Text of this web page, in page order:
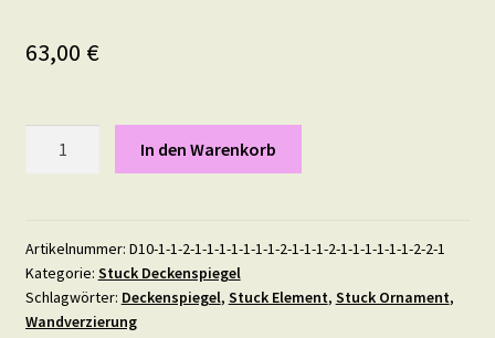
63,00 €
Menge
In den Warenkorb
Artikelnummer: D10-1-1-2-1-1-1-1-1-1-1-2-1-1-1-2-1-1-1-1-1-1-2-2-1
Kategorie: Stuck Deckenspiegel
Schlagwörter: Deckenspiegel, Stuck Element, Stuck Ornament,
Wandverzierung